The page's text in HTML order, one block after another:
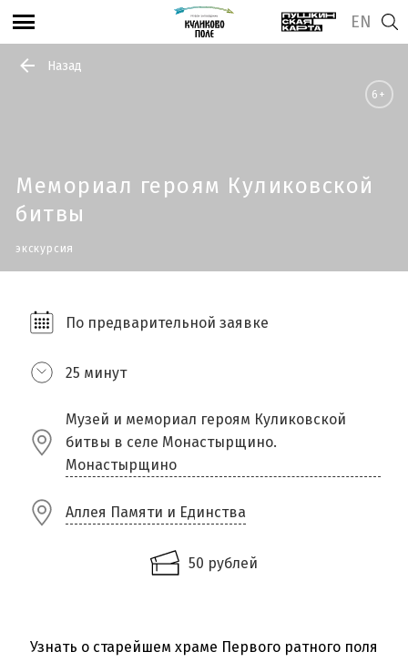
EN
Назад
Мемориал героям Куликовской
битвы
экскурсия
6+
По предварительной заявке
25 минут
Музей и мемориал героям Куликовской
битвы в селе Монастырщино.
Монастырщино
Аллея Памяти и Единства
50 рублей
Узнать о старейшем храме Первого ратного поля